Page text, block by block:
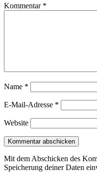
Kommentar *
Name *
E-Mail-Adresse *
Website
Mit dem Abschicken des
Speicherung deiner Daten